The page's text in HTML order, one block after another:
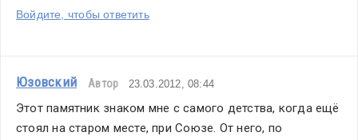
Войдите, чтобы ответить
Юзовский Автор 23.03.2012, 08:44
Этот памятник знаком мне с самого детства, когда ещё
стоял на старом месте, при Союзе. От него, по